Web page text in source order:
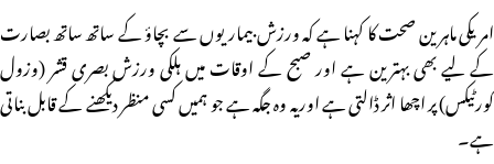
امریکی ماہرین صحت کا کہنا ہے کہ ورزش بیماریوں سے بچاؤ کے ساتھ ساتھ بصارت
کے لیے بھی بہترین ہے اور صبح کے اوقات میں ہلکی ورزش بصری قشر (وزول
کورٹیکس) پر اچھا اثر ڈالتی ہے اوریہ وہ جگہ ہے جو ہمیں کسی منظر دیکھنے کے قابل بناتی
ہے۔